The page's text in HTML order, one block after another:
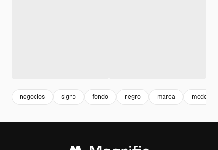
negocios signo fondo negro marca moderno